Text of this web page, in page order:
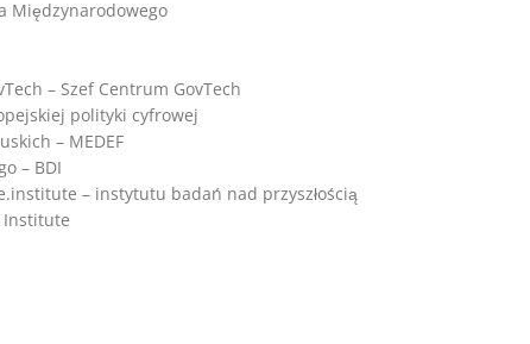
Międzynarodowego
– Szef Centrum GovTech
polityki cyfrowej
– MEDEF
– BDI
– instytutu badań nad przyszłością
Institute